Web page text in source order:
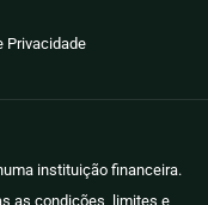
Privacidade
instituição financeira.
as condições, limites e